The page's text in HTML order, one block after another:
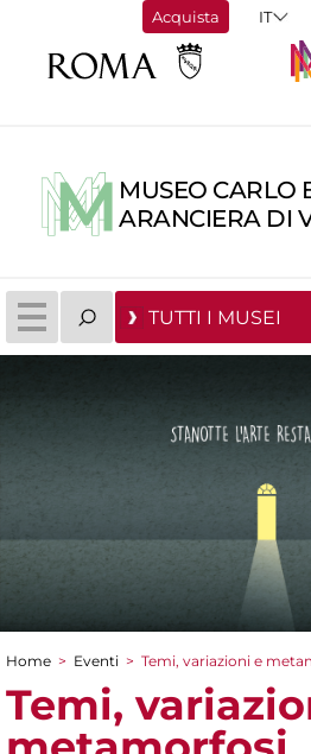
Acquista
MUSEO CARLO
ARANCIERA DI
TUTTI I MUSEI
Tu sei qui
Home > Eventi > Temi, variazioni e
Temi,